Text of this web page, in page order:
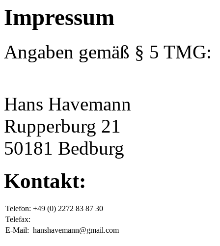
Impressum
Angaben gemäß § 5 TMG:
Hans Havemann
Rupperburg 21
50181 Bedburg
Kontakt:
Telefon: +49 (0) 2272 83 87 30
Telefax:
E-Mail: hanshavemann@gmail.com